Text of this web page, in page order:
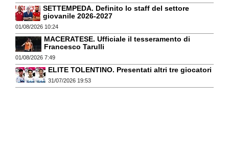
SETTEMPEDA. Definito lo staff del settore
giovanile 2026-2027
01/08/2026 10:24
MACERATESE. Ufficiale il tesseramento di
Francesco Tarulli
01/08/2026 7:49
ELITE TOLENTINO. Presentati altri tre giocatori
31/07/2026 19:53